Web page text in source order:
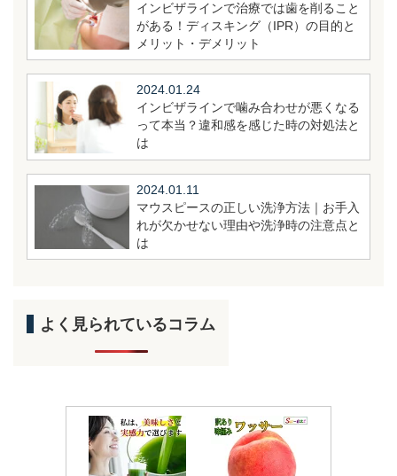
インビザラインで治療では歯を削ること
がある！ディスキング（IPR）の目的と
メリット・デメリット
2024.01.24
インビザラインで噛み合わせが悪くなる
って本当？違和感を感じた時の対処法と
は
2024.01.11
マウスピースの正しい洗浄方法｜お手入
れが欠かせない理由や洗浄時の注意点と
は
よく見られているコラム